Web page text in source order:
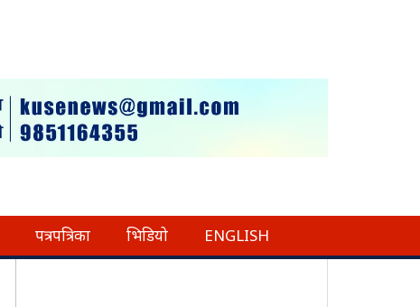
पत्रपत्रिका भिडियो ENGLISH